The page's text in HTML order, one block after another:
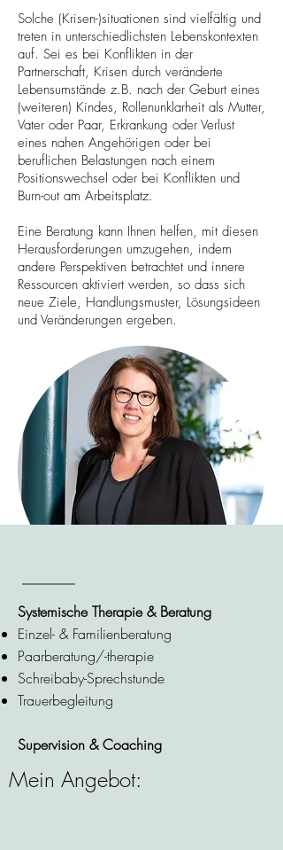
Solche (Krisen-)situationen sind vielfältig und
treten in unterschiedlichsten Lebenskontexten
auf. Sei es bei Konflikten in der
Partnerschaft, Krisen durch veränderte
Lebensumstände z.B. nach der Geburt eines
(weiteren) Kindes, Rollenunklarheit als Mutter,
Vater oder Paar, Erkrankung oder Verlust
eines nahen Angehörigen oder bei
beruflichen Belastungen nach einem
Positionswechsel oder bei Konflikten und
Burn-out am Arbeitsplatz.
Eine Beratung kann Ihnen helfen, mit diesen
Herausforderungen umzugehen, indem
andere Perspektiven betrachtet und innere
Ressourcen aktiviert werden, so dass sich
neue Ziele, Handlungsmuster, Lösungsideen
und Veränderungen ergeben.
Systemische Therapie & Beratung
Einzel- & Familienberatung
Paarberatung/-therapie
Schreibaby-Sprechstunde
Trauerbegleitung
Supervision & Coaching
Mein Angebot: